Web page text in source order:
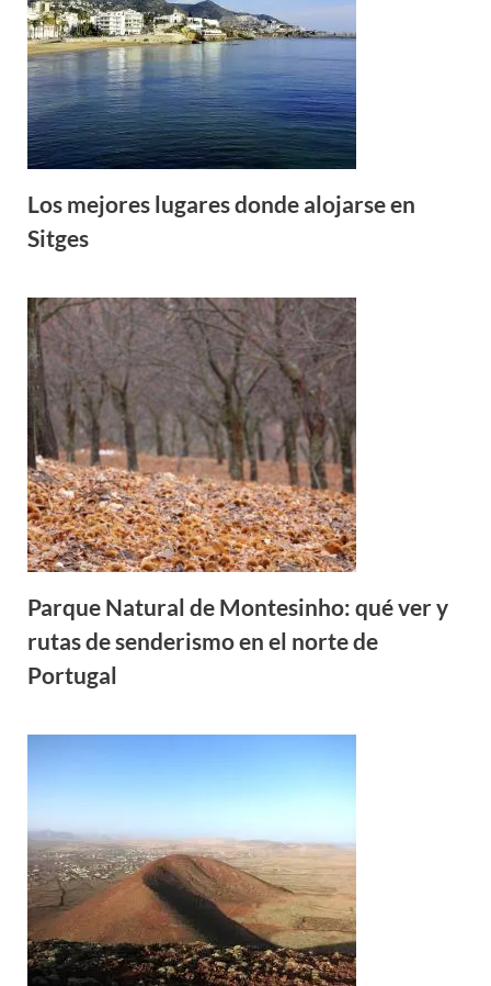
Los mejores lugares donde alojarse en
Sitges
Parque Natural de Montesinho: qué ver y
rutas de senderismo en el norte de
Portugal